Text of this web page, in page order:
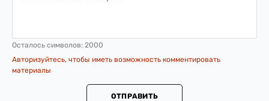
Осталось символов: 2000
Авторизуйтесь, чтобы иметь возможность комментировать
материалы
ОТПРАВИТЬ